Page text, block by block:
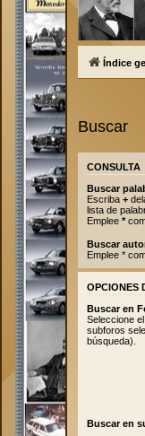
Índice
Buscar
CONSULTA
Buscar
Escriba +
lista de
Emplee *
Buscar
Emplee *
OPCIONES
Buscar en
Seleccione
subforos
búsqueda).
Buscar en